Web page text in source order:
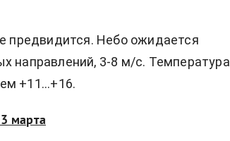
предвидится. Небо ожидается
направлений, 3-8 м/с. Температура
+11...+16.
марта